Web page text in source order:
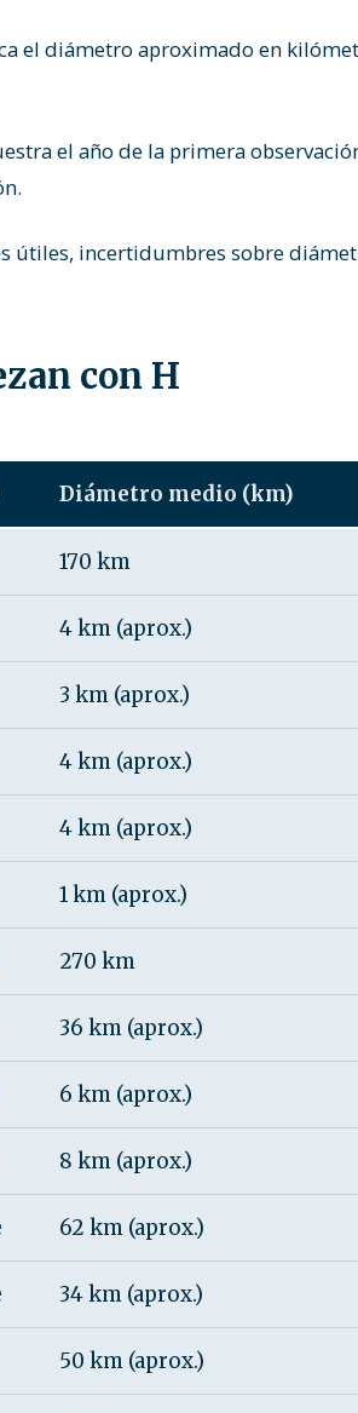
el diámetro aproximado en
el año de la primera
útiles, incertidumbres sobre
con H
Diámetro medio (km)
170 km
4 km (aprox.)
3 km (aprox.)
4 km (aprox.)
4 km (aprox.)
1 km (aprox.)
270 km
36 km (aprox.)
6 km (aprox.)
8 km (aprox.)
62 km (aprox.)
34 km (aprox.)
50 km (aprox.)